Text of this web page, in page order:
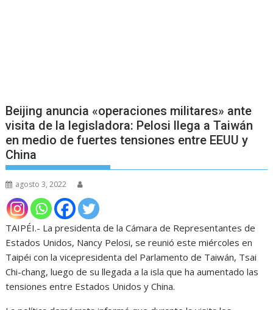
Beijing anuncia «operaciones militares» ante
visita de la legisladora: Pelosi llega a Taiwán
en medio de fuertes tensiones entre EEUU y
China
agosto 3, 2022
TAIPÉI.- La presidenta de la Cámara de Representantes de
Estados Unidos, Nancy Pelosi, se reunió este miércoles en
Taipéi con la vicepresidenta del Parlamento de Taiwán, Tsai
Chi-chang, luego de su llegada a la isla que ha aumentado las
tensiones entre Estados Unidos y China.